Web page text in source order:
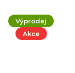
Výprodej
Akce